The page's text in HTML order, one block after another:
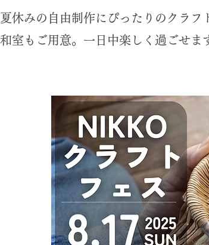
休みの自由制作にぴったりのクラ
室もご用意。一日中楽しく過ごせま